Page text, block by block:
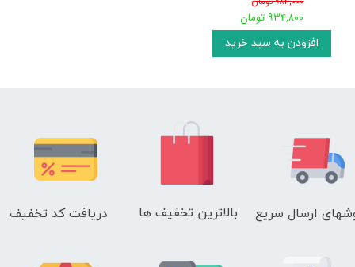
۹۳۴,۸۰۰ تومان
افزودن به سبد خرید
ارسال سریع دریافت کد تخفیف بالاترین تخفیف ها